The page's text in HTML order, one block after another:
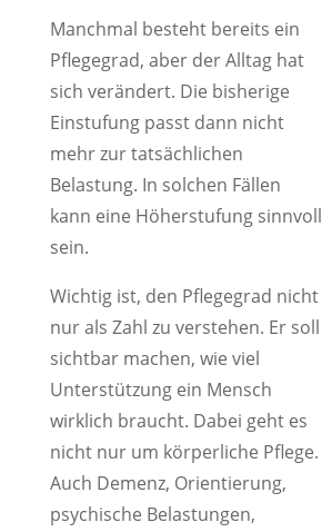
Manchmal besteht bereits ein
Pflegegrad, aber der Alltag hat
sich verändert. Die bisherige
Einstufung passt dann nicht
mehr zur tatsächlichen
Belastung. In solchen Fällen
kann eine Höherstufung sinnvoll
sein.
Wichtig ist, den Pflegegrad nicht
nur als Zahl zu verstehen. Er soll
sichtbar machen, wie viel
Unterstützung ein Mensch
wirklich braucht. Dabei geht es
nicht nur um körperliche Pflege.
Auch Demenz, Orientierung,
psychische Belastungen,